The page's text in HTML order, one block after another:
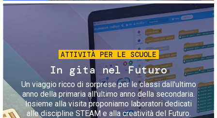
Immagine
ATTIVITÀ PER LE SCUOLE
In gita nel Futuro
Un viaggio ricco di sorprese per le classi dall'ultimo
anno della primaria all'ultimo anno della secondaria.
Insieme alla visita proponiamo laboratori dedicati
alle discipline STEAM e alla creatività del Futuro.